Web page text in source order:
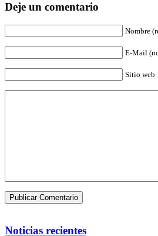
Deje un comentario
Nombre
E-Mail
Sitio web
Noticias recientes